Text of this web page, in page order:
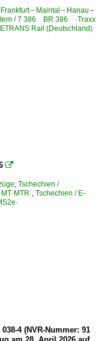
– Hamburg
– H.-Harburg
– Potsdam –
·Dresdner Bahn·
(–Cottbus/Guben)
Großenhain – Elsterwerda
– Maintal – Hanau –
/ 7 386 BR 386 ·Traxx
Rail (Deutschland)

, Tschechien /
, Tschechien / E-
4 (NVR-Nummer: 91